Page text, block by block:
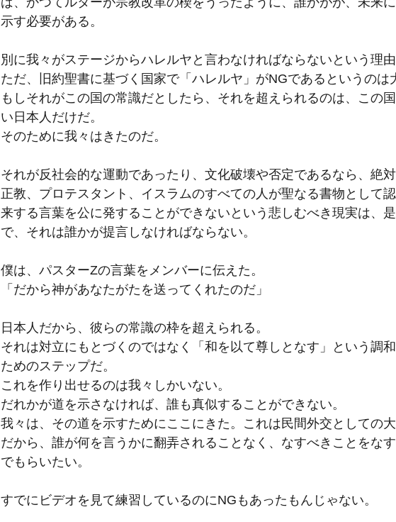
示す必要がある。
別に我々がステージからハレルヤと言わなければならないという理由
ただ、旧約聖書に基づく国家で「ハレルヤ」がNGであるというのは
もしそれがこの国の常識だとしたら、それを超えられるのは、この
い日本人だけだ。
そのために我々はきたのだ。
それが反社会的な運動であったり、文化破壊や否定であるなら、絶
正教、プロテスタント、イスラムのすべての人が聖なる書物として
来する言葉を公に発することができないという悲しむべき現実は、
で、それは誰かが提言しなければならない。
僕は、パスターZの言葉をメンバーに伝えた。
「だから神があなたがたを送ってくれたのだ」
日本人だから、彼らの常識の枠を超えられる。
それは対立にもとづくのではなく「和を以て尊しとなす」という調
ためのステップだ。
これを作り出せるのは我々しかいない。
だれかが道を示さなければ、誰も真似することができない。
我々は、その道を示すためにここにきた。これは民間外交としての大
だから、誰が何を言うかに翻弄されることなく、なすべきことをな
でもらいたい。
すでにビデオを見て練習しているのにNGもあったもんじゃない。